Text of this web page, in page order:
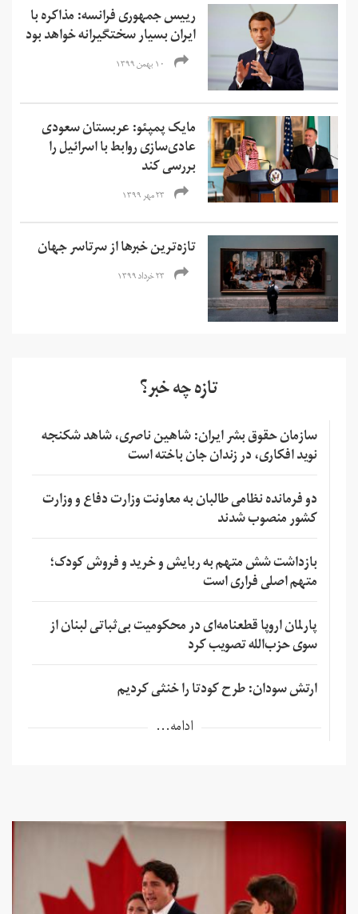
رییس جمهوری فرانسه: مذاکره با
ایران بسیار سختگیرانه خواهد بود
۱۰ بهمن ۱۳۹۹
مایک پمپئو: عربستان سعودی
عادی‌سازی روابط با اسرائیل را
بررسی کند
۲۳ مهر ۱۳۹۹
تازه‌ترین خبرها از سرتاسر جهان
۲۳ خرداد ۱۳۹۹
تازه چه خبر؟
سازمان حقوق بشر ایران: شاهین ناصری، شاهد شکنجه
نوید افکاری، در زندان جان باخته است
دو فرمانده نظامی طالبان به معاونت وزارت دفاع و وزارت
کشور منصوب شدند
بازداشت شش متهم به ربایش و خرید و فروش کودک؛
متهم اصلی فراری است
پارلمان اروپا قطعنامه‌ای در محکومیت بی‌ثباتی لبنان از
سوی حزب‌الله تصویب کرد
ارتش سودان: طرح کودتا را خنثی کردیم
ادامه...